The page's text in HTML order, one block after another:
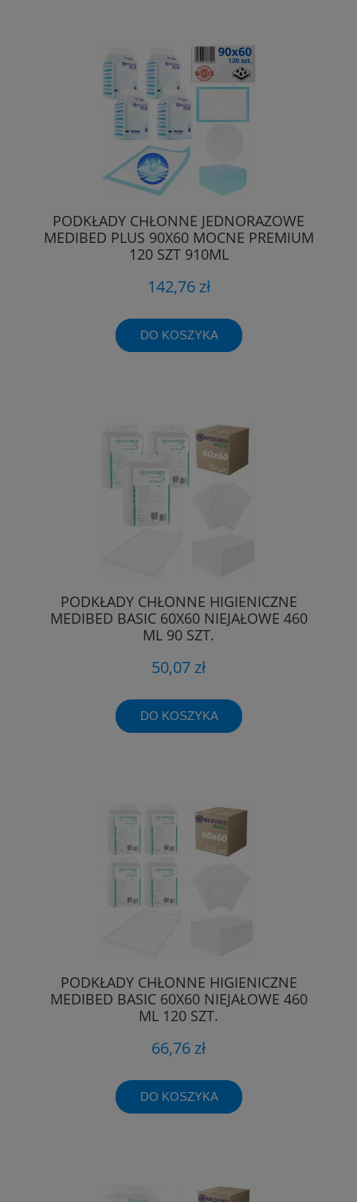
PODKŁADY CHŁONNE JEDNORAZOWE
MEDIBED PLUS 90X60 MOCNE PREMIUM
120 SZT 910ML
142,76 zł
DO KOSZYKA
PODKŁADY CHŁONNE HIGIENICZNE
MEDIBED BASIC 60X60 NIEJAŁOWE 460
ML 90 SZT.
50,07 zł
DO KOSZYKA
PODKŁADY CHŁONNE HIGIENICZNE
MEDIBED BASIC 60X60 NIEJAŁOWE 460
ML 120 SZT.
66,76 zł
DO KOSZYKA